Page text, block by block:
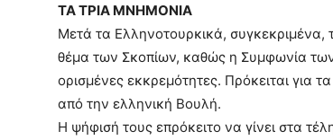
ΤΑ ΤΡΙΑ ΜΝΗΜΟΝΙΑ
Μετά τα Ελληνοτουρκικά, συγκεκριμένα,
θέμα των Σκοπίων, καθώς η Συμφωνία
ορισμένες εκκρεμότητες. Πρόκειται για
από την ελληνική Βουλή.
Η ψήφισή τους επρόκειτο να γίνει στα